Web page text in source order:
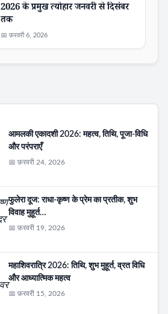
2026 के प्रमुख त्योहार जनवरी से दिसंबर
तक
📅 फ़रवरी 6, 2026
आमलकी एकादशी 2026: महत्व, तिथि, पूजा-विधि
और परंपराएँ
📅 फ़रवरी 24, 2026
फुलेरा दूज: राधा-कृष्ण के प्रेम का प्रतीक, शुभ
विवाह मुहूर्त…
📅 फ़रवरी 19, 2026
महाशिवरात्रि 2026: तिथि, शुभ मुहूर्त, व्रत विधि
और आध्यात्मिक महत्व
📅 फ़रवरी 15, 2026